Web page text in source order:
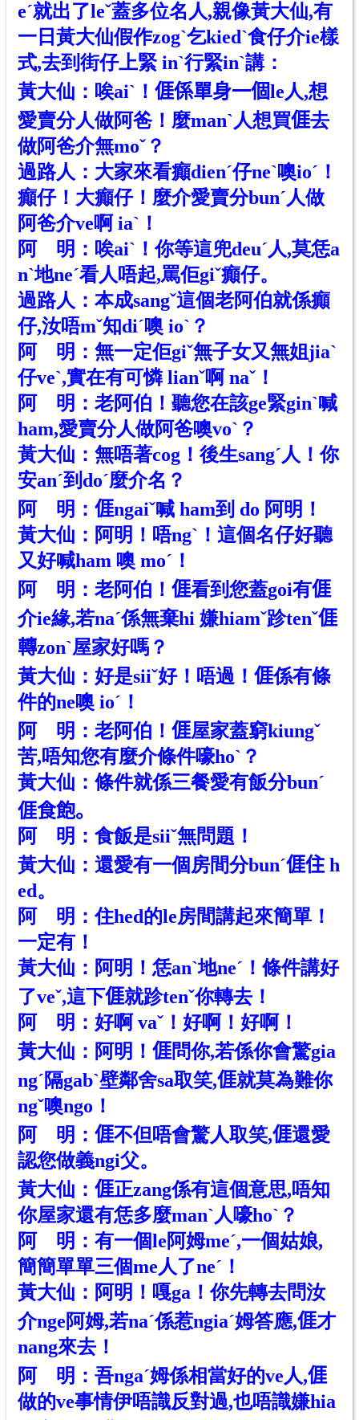
eˊ就出了leˇ蓋多位名人,親像黃大仙,有
一日黃大仙假作zogˋ乞kiedˋ食仔介ie樣
式,去到街仔上緊 inˋ行緊inˋ講：
黃大仙：唉aiˋ！ 𠊎係單身一個le人,想
愛賣分人做阿爸！麼manˋ人想買𠊎去
做阿爸介無moˇ？
過路人：大家來看癲dienˊ仔neˋ噢ioˊ！
癲仔！大癲仔！麼介愛賣分bunˊ人做
阿爸介ve啊 iaˋ！
阿 明：唉aiˋ ！你等這兜deuˊ人,莫恁a
nˋ地neˊ看人唔起,罵佢giˇ癲仔。
過路人：本成sangˇ這個老阿伯就係癲
仔,汝唔mˇ知diˊ噢 ioˋ？
阿 明：無一定佢giˇ無子女又無姐jiaˋ
仔veˋ,實在有可憐 lianˇ啊 naˇ！
阿 明：老阿伯！聽您在該ge緊ginˋ喊
ham,愛賣分人做阿爸噢voˋ？
黃大仙：無唔著cog！後生sangˊ人！你
安anˊ到doˊ麼介名？
阿 明： 𠊎ngaiˇ喊 ham到 do 阿明！
黃大仙：阿明！唔ngˋ！這個名仔好聽
又好喊ham 噢 moˊ！
阿 明：老阿伯！𠊎看到您蓋goi有𠊎
介ie緣,若naˊ係無棄hi 嫌hiamˇ跈tenˇ𠊎
轉zonˋ屋家好嗎？
黃大仙：好是siiˇ好！唔過！𠊎係有條
件的ne噢 ioˊ！
阿 明：老阿伯！𠊎屋家蓋窮kiungˇ
苦,唔知您有麼介條件嚎hoˋ？
黃大仙：條件就係三餐愛有飯分bunˊ
𠊎食飽。
阿 明：食飯是siiˇ無問題！
黃大仙：還愛有一個房間分bunˊ𠊎住 h
ed。
阿 明：住hed的le房間講起來簡單！
一定有！
黃大仙：阿明！恁anˋ地neˊ！條件講好
了veˇ,這下𠊎就跈tenˇ你轉去！
阿 明：好啊 vaˇ！好啊！好啊！
黃大仙：阿明！𠊎問你,若係你會驚gia
ngˊ隔gabˋ壁鄰舍sa取笑,𠊎就莫為難你
ngˇ噢ngo！
阿 明：𠊎不但唔會驚人取笑,𠊎還愛
認您做義ngi父。
黃大仙：𠊎正zang係有這個意思,唔知
你屋家還有恁多麼manˋ人嚎hoˋ？
阿 明：有一個le阿姆meˊ,一個姑娘,
簡簡單單三個me人了neˊ！
黃大仙：阿明！嘎ga！你先轉去問汝
介nge阿姆,若naˊ係惹ngiaˊ姆答應,𠊎才
nang來去！
阿 明：吾ngaˊ姆係相當好的ve人,𠊎
做的ve事情伊唔識反對過,也唔識嫌hia